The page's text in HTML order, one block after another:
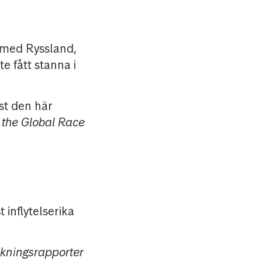
Ryssland,
fått stanna i
den här
Global Race
inflytelserika